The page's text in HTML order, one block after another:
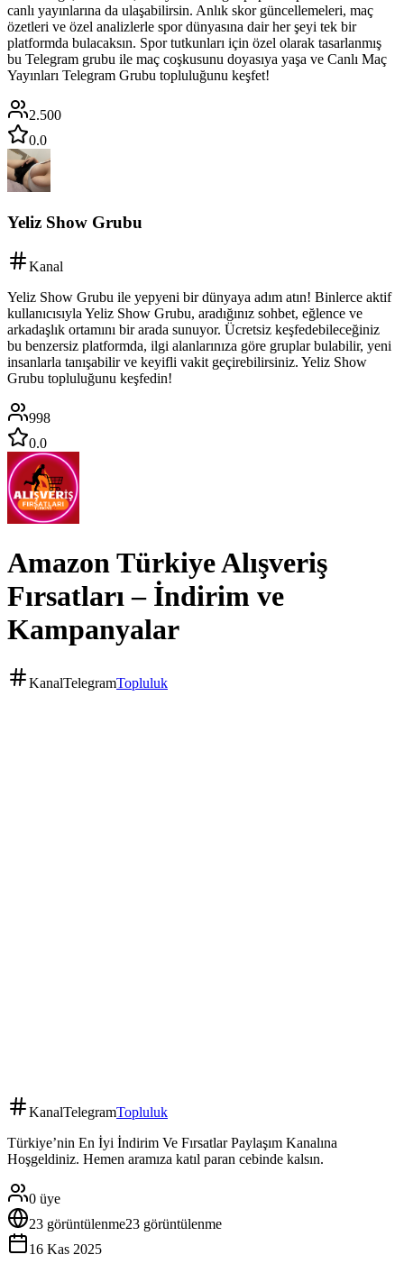
canlı yayınlarına da ulaşabilirsin. Anlık skor güncellemeleri, maç
özetleri ve özel analizlerle spor dünyasına dair her şeyi tek bir
platformda bulacaksın. Spor tutkunları için özel olarak tasarlanmış
bu Telegram grubu ile maç coşkusunu doyasıya yaşa ve Canlı Maç
Yayınları Telegram Grubu topluluğunu keşfet!
2.500
0.0
Yeliz Show Grubu
Kanal
Yeliz Show Grubu ile yepyeni bir dünyaya adım atın! Binlerce aktif
kullanıcısıyla Yeliz Show Grubu, aradığınız sohbet, eğlence ve
arkadaşlık ortamını bir arada sunuyor. Ücretsiz keşfedebileceğiniz
bu benzersiz platformda, ilgi alanlarınıza göre gruplar bulabilir, yeni
insanlarla tanışabilir ve keyifli vakit geçirebilirsiniz. Yeliz Show
Grubu topluluğunu keşfedin!
998
0.0
Amazon Türkiye Alışveriş
Fırsatları – İndirim ve
Kampanyalar
KanalTelegramTopluluk
KanalTelegramTopluluk
Türkiye’nin En İyi İndirim Ve Fırsatlar Paylaşım Kanalına
Hoşgeldiniz. Hemen aramıza katıl paran cebinde kalsın.
0 üye
23 görüntülenme23 görüntülenme
16 Kas 2025